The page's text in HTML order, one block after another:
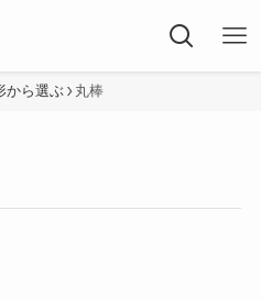
から選ぶ 丸棒